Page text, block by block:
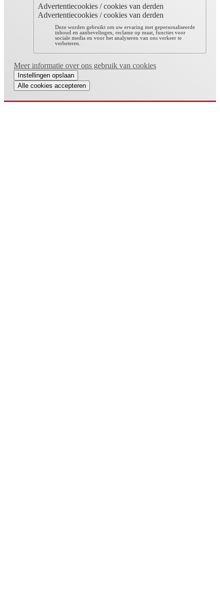
Advertentiecookies / cookies van derden
Advertentiecookies / cookies van derden
Deze worden gebruikt om uw ervaring met gepersonaliseerde
inhoud en aanbevelingen, reclame op maat, functies voor
sociale media en voor het analyseren van ons verkeer te
verbeteren.
Meer informatie over ons gebruik van cookies